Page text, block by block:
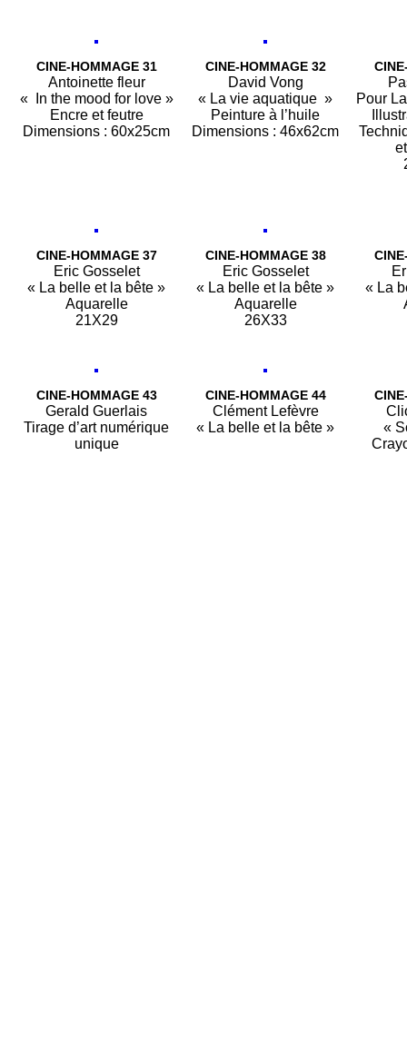
CINE-HOMMAGE 31
Antoinette fleur
« In the mood for love »
Encre et feutre
Dimensions : 60x25cm
CINE-HOMMAGE 32
David Vong
« La vie aquatique »
Peinture à l’huile
Dimensions : 46x62cm
Pour
CINE-HOMMAGE 37
Eric Gosselet
« La belle et la bête »
Aquarelle
21X29
CINE-HOMMAGE 38
Eric Gosselet
« La belle et la bête »
Aquarelle
26X33
« La
CINE-HOMMAGE 43
Gerald Guerlais
Tirage d’art numérique
unique
CINE-HOMMAGE 44
Clément Lefèvre
« La belle et la bête »
«